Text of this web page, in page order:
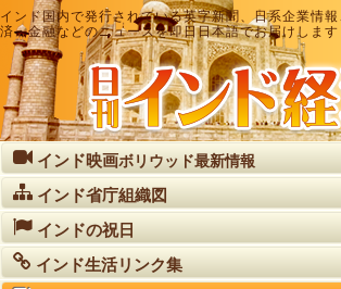
インド国内で発行されている英字新聞、日系企業情
済・金融などのニュースを即日日本語でお届けします
インド映画ボリウッド最新情報
インド省庁組織図
インドの祝日
インド生活リンク集